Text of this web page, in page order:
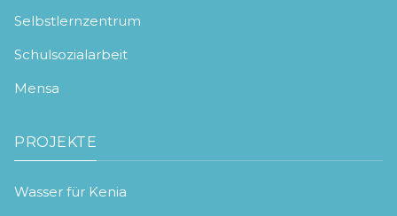
Selbstlernzentrum
Schulsozialarbeit
Mensa
PROJEKTE
Wasser für Kenia